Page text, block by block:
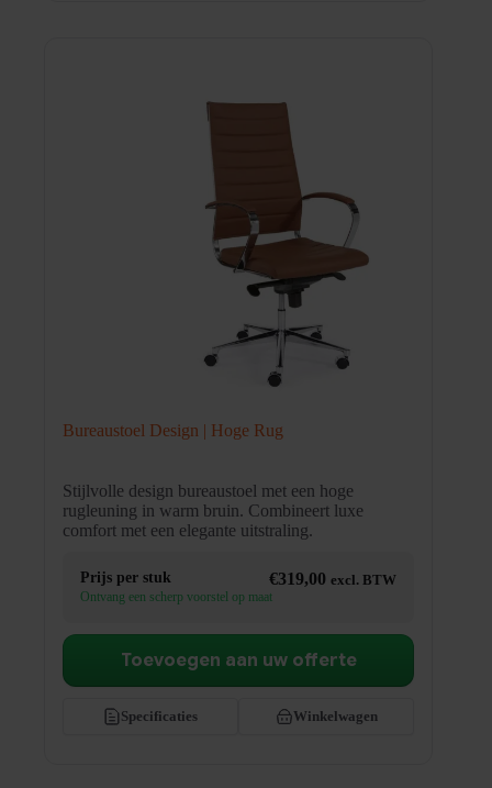
Bureaustoel Design | Hoge Rug
Stijlvolle design bureaustoel met een hoge
rugleuning in warm bruin. Combineert luxe
comfort met een elegante uitstraling.
Prijs per stuk €319,00 excl. BTW
Ontvang een scherp voorstel op maat
Specificaties Winkelwagen
Toevoegen aan uw offerte